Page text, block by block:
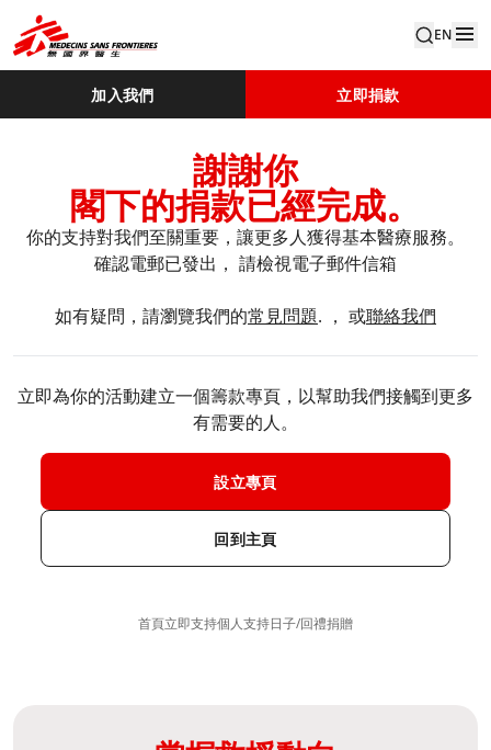
EN
加入我們 立即捐款
謝謝你
閣下的捐款已經完成。
你的支持對我們至關重要，讓更多人獲得基本醫療服務。​
確認電郵已發出， 請檢視電子郵件信箱​
如有疑問，請瀏覽我們的常見問題. ， 或聯絡我們
立即為你的活動建立一個籌款專頁，以幫助我們接觸到更多
有需要的人。
設立專頁
回到主頁
首頁立即支持個人支持​日子/回禮捐贈